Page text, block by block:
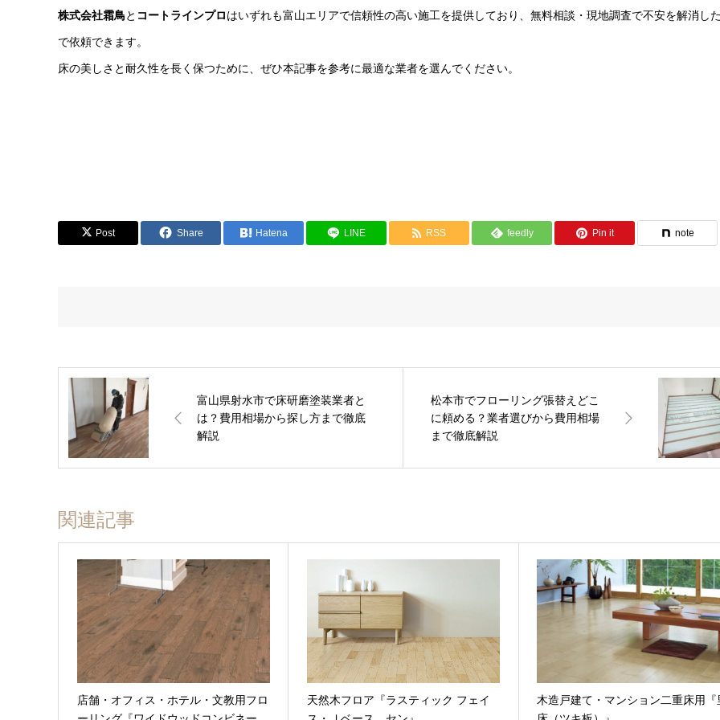
株式会社霜鳥と コートラインプロはいずれも富山エリアで信頼性の高い施工を提供しており、無料相談・現地調査で不安を解消し
で依頼できます。
床の美しさと耐久性を長く保つために、ぜひ本記事を参考に最適な業者を選んでください。
Post Share Hatena LINE RSS feedly Pin it note
富山県射水市で床研磨塗装業者と
は？費用相場から探し方まで徹底
解説
松本市でフローリング張替えどこ
に頼める？業者選びから費用相場
まで徹底解説
関連記事
店舗・オフィス・ホテル・文教用フロ
天然木フロア『ラスティック フェイ
木造戸建て・マンション二重床用『